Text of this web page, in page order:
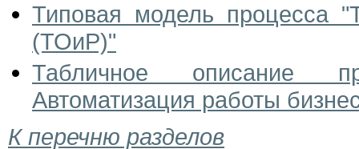
Типовая модель процесса
(ТОиР)"
Табличное описание
Автоматизация работы
К перечню разделов